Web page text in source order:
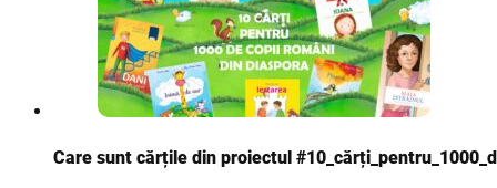
Care sunt cărțile din proiectul